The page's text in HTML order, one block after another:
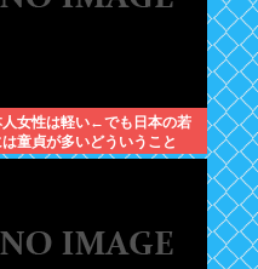
人女性は軽い←でも日本の若
童貞が多いどういうこと